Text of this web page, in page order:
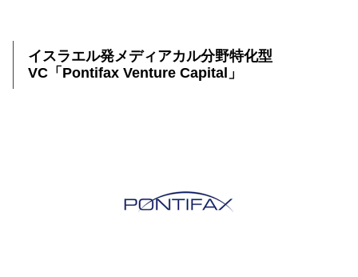
イスラエル発メディアカル分野特化型
VC「Pontifax Venture Capital」